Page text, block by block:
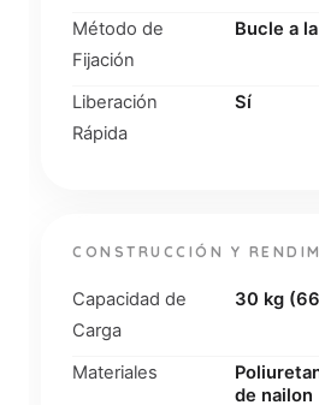
Método de
Fijación
Bucle a
Liberación
Rápida
Sí
CONSTRUCCIÓN Y
Capacidad de
Carga
30 kg
Materiales
de nailon